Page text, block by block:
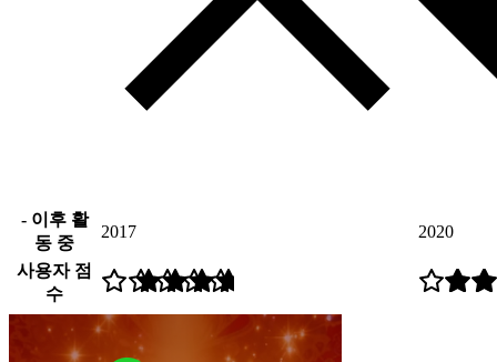
- 이후 활
동 중
2017 2020
사용자 점
수